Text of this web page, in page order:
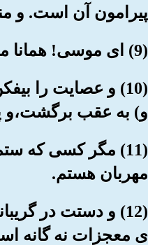
پیرامون آن است. و
(9) ای موسی! همانا من خداوند پیروزمند حکیم هستم.
(10) و عصایت را
و) به عقب برگشت،و
(11) مگر کسی که
مهربان هستم.
(12) و دستت در
ی معجزات نه گانه